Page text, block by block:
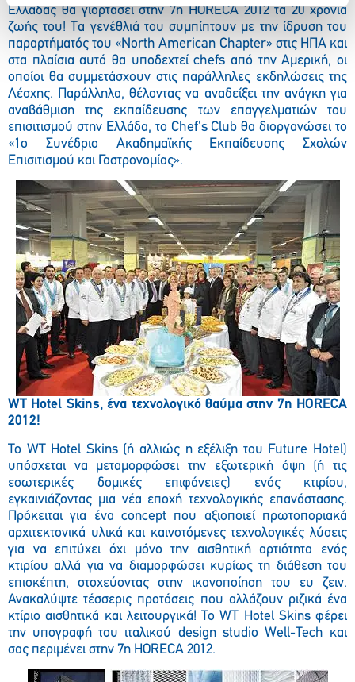
Ελλάδας θα γιορτάσει στην 7η HORECA 2012 τα 20 χρόνια
ζωής του! Tα γενέθλιά του συμπίπτουν με την ίδρυση του
παραρτήματός του «North American Chapter» στις ΗΠΑ και
στα πλαίσια αυτά θα υποδεχτεί chefs από την Αμερική, οι
οποίοι θα συμμετάσχουν στις παράλληλες εκδηλώσεις της
Λέσχης. Παράλληλα, θέλοντας να αναδείξει την ανάγκη για
αναβάθμιση της εκπαίδευσης των επαγγελματιών του
επισιτισμού στην Ελλάδα, το Chef’s Club θα διοργανώσει το
«1ο Συνέδριο Ακαδημαϊκής Εκπαίδευσης Σχολών
Επισιτισμού και Γαστρονομίας».
WT Hotel Skins, ένα τεχνολογικό θαύμα στην 7η HORECA
2012!
Το WT Hotel Skins (ή αλλιώς η εξέλιξη του Future Hotel)
υπόσχεται να μεταμορφώσει την εξωτερική όψη (ή τις
εσωτερικές δομικές επιφάνειες) ενός κτιρίου,
εγκαινιάζοντας μια νέα εποχή τεχνολογικής επανάστασης.
Πρόκειται για ένα concept που αξιοποιεί πρωτοποριακά
αρχιτεκτονικά υλικά και καινοτόμενες τεχνολογικές λύσεις
για να επιτύχει όχι μόνο την αισθητική αρτιότητα ενός
κτιρίου αλλά για να διαμορφώσει κυρίως τη διάθεση του
επισκέπτη, στοχεύοντας στην ικανοποίηση του ευ ζειν.
Ανακαλύψτε τέσσερις προτάσεις που αλλάζουν ριζικά ένα
κτίριο αισθητικά και λειτουργικά! Το WT Hotel Skins φέρει
την υπογραφή του ιταλικού design studio Well-Tech και
σας περιμένει στην 7η HORECA 2012.